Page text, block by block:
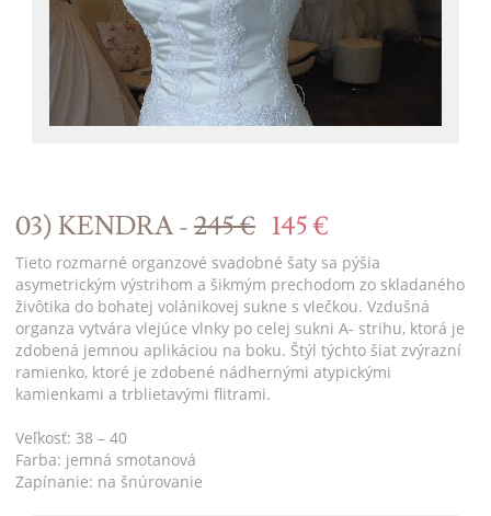
03) KENDRA -245 € 145 €
Tieto rozmarné organzové svadobné šaty sa pýšia
asymetrickým výstrihom a šikmým prechodom zo skladaného
živôtika do bohatej volánikovej sukne s vlečkou. Vzdušná
organza vytvára vlejúce vlnky po celej sukni A- strihu, ktorá je
zdobená jemnou aplikáciou na boku. Štýl týchto šiat zvýrazní
ramienko, ktoré je zdobené nádhernými atypickými
kamienkami a trblietavými flitrami.
Veľkosť: 38 – 40
Farba: jemná smotanová
Zapínanie: na šnúrovanie